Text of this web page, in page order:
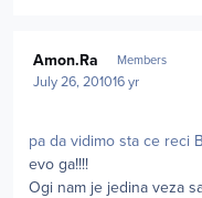
Amon.Ra Members
July 26, 201016 yr
pa da vidimo sta ce reci
evo ga!!!!
Ogi nam je jedina veza